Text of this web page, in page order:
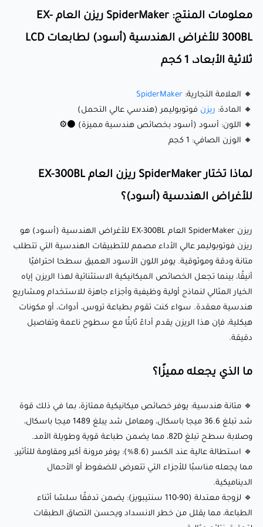
ما الذي يجعله مميزًا؟
🔹 متانة هندسية: يوفر خصائص ميكانيكية ممتازة، بما في ذلك
الأمد.
🔹 استطالة عالية عند الكسر (8.6%): يوفر مرونة أكبر ومقاومة
للتأثير، مما يجعله مناسبًا للأجزاء التي تتعرض للضغوط أو الأحمال
الديناميكية.
الطباعة، مما يقلل من خطر الانسداد ويحسن التصاق الطبقات
🔹 تطبيقات متعددة الاستخدامات: مثالي لكل من الطباعة
الوظيفية والهندسية، من المكونات الميكانيكية إلى النماذج الأولية
المعقدة.
🔹 سطح احترافي: اللون الأسود العميق يمنح طباعتك مظهرًا
أنيقًا ومصقولًا، مثالي للاستخدام الاحترافي.
🌡️ وقت التعرض (الطبقة الأساسية): 10-15 ثانية
⏱️ وقت التعرض (الطبقات العادية): 2-4 ثوانٍ
💡 الطول الموجي: 405 نانومتر
💧 ارتفاع الطبقة: 25-100 ميكرون (موصى به لتحقيق التفاصيل
معلومات المنتج: SpiderMaker ريزن العام EX-
300BL للأغراض الهندسية (أسود) لطابعات LCD
ثلاثية الأبعاد، 1 كجم
🔸 العلامة التجارية: SpiderMaker
🔸 المادة: ريزن فوتوبوليمر (هندسي عالي التحمل)
🔸 اللون: أسود (أسود بخصائص هندسية مميزة) ⚫⚙️
🔸 الوزن الصافي: 1 كجم
لماذا تختار SpiderMaker ريزن العام EX-300BL
للأغراض الهندسية (أسود)؟
ريزن SpiderMaker العام EX-300BL للأغراض الهندسية (أسود) هو
ريزن فوتوبوليمر عالي الأداء مصمم للتطبيقات الهندسية التي تتطلب
متانة ودقة وموثوقية. يوفر اللون الأسود العميق سطحا احترافيًا
أنيقًا، بينما تجعل الخصائص الميكانيكية الاستثنائية لهذا الريزن إياه
الخيار المثالي لنماذج أولية وظيفية وأجزاء جاهزة للاستخدام ومشاريع
هندسية معقدة. سواء كنت تقوم بطباعة تروس، أدوات، أو مكونات
هيكلية، فإن هذا الريزن يقدم أداءً ثابتًا مع سطوح ناعمة وتفاصيل
دقيقة.
ما الذي يجعله مميزًا؟
🔹 متانة هندسية: يوفر خصائص ميكانيكية ممتازة، بما في ذلك قوة
شد تبلغ 36.6 ميجا باسكال، ومعامل شد يبلغ 1489 ميجا باسكال،
وصلابة سطح تبلغ 82D، مما يضمن طباعة قوية وطويلة الأمد.
🔹 استطالة عالية عند الكسر (8.6%): يوفر مرونة أكبر ومقاومة للتأثير،
مما يجعله مناسبًا للأجزاء التي تتعرض للضغوط أو الأحمال
الديناميكية.
🔹 لزوجة معتدلة (90-110 سنتيبويز): يضمن تدفقًا سلسًا أثناء
الطباعة، مما يقلل من خطر الانسداد ويحسن التصاق الطبقات